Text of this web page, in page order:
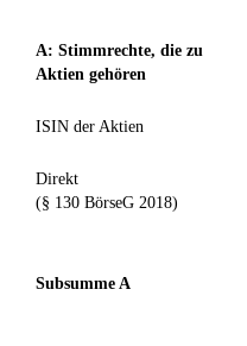
A: Stimmrechte, die zu
Aktien gehören
ISIN der Aktien
Direkt
(§ 130 BörseG 2018)
Subsumme A